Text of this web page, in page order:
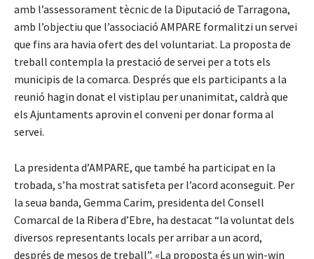
amb l’assessorament tècnic de la Diputació de Tarragona,
amb l’objectiu que l’associació AMPARE formalitzi un servei
que fins ara havia ofert des del voluntariat. La proposta de
treball contempla la prestació de servei per a tots els
municipis de la comarca. Després que els participants a la
reunió hagin donat el vistiplau per unanimitat, caldrà que
els Ajuntaments aprovin el conveni per donar forma al
servei.
La presidenta d’AMPARE, que també ha participat en la
trobada, s’ha mostrat satisfeta per l’acord aconseguit. Per
la seua banda, Gemma Carim, presidenta del Consell
Comarcal de la Ribera d’Ebre, ha destacat “la voluntat dels
diversos representants locals per arribar a un acord,
després de mesos de treball”. «La proposta és un win-win